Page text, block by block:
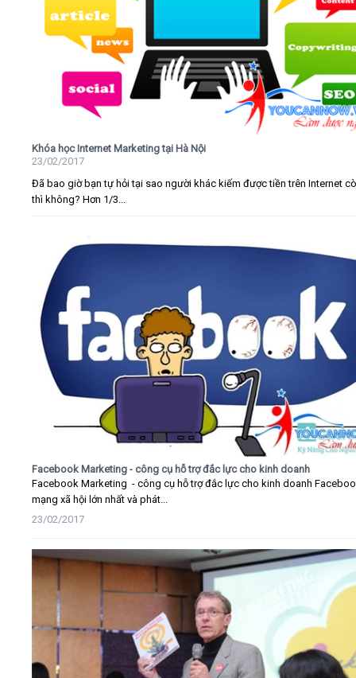
Khóa học Internet Marketing tại Hà Nội
23/02/2017
Đã bao giờ bạn tự hỏi tại sao người khác kiếm được tiền trên Internet
thì không? Hơn 1/3...
Facebook Marketing - công cụ hỗ trợ đắc lực cho kinh doanh
Facebook Marketing - công cụ hỗ trợ đắc lực cho kinh doanh
mạng xã hội lớn nhất và phát...
23/02/2017